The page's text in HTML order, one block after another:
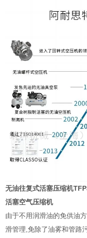
无油往复式活塞压缩机
活塞空气压缩机
由于不用润滑油的免供油
滑管理,免除了油雾和管路